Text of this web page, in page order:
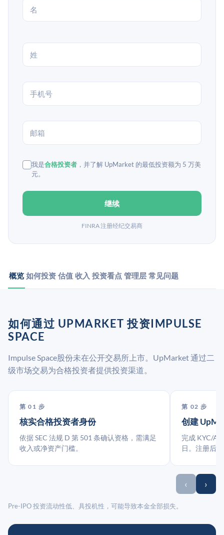
我是合格投资者 ，并了解 UpMarket 的最低投资额为 5 万美
元。
继续
FINRA 注册经纪交易商
概览 如何投资 估值 收入 投资看点 管理层 常见问题
如何通过 UPMARKET 投资IMPULSE
SPACE
Impulse Space股份未在公开交易所上市。UpMarket 通过二
级市场交易为合格投资者提供投资渠道。
第 01 步
核实合格投资者身份
依据 SEC 法规 D 第 501 条确认资格，需满足
收入或净资产门槛。
第 02 步
创建
完成 KYC/
日。注册后
‹ ›
Pre-IPO 投资流动性低、具投机性，可能导致本金全部损失。